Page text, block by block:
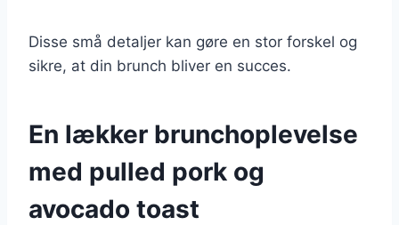
Disse små detaljer kan gøre en stor forskel og
sikre, at din brunch bliver en succes.
En lækker brunchoplevelse
med pulled pork og
avocado toast